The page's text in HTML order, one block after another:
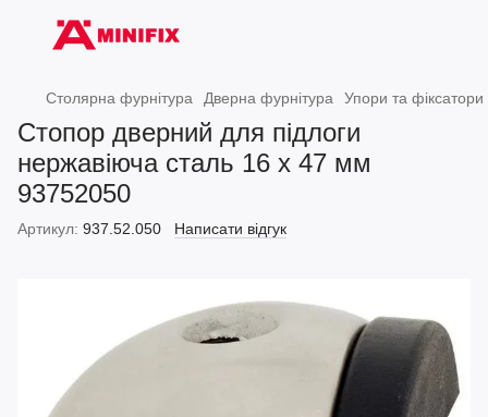
Столярна фурнітура Дверна фурнітура Упори та
Стопор дверний для підлоги
нержавіюча сталь 16 х 47 мм
93752050
Артикул: 937.52.050 Написати відгук